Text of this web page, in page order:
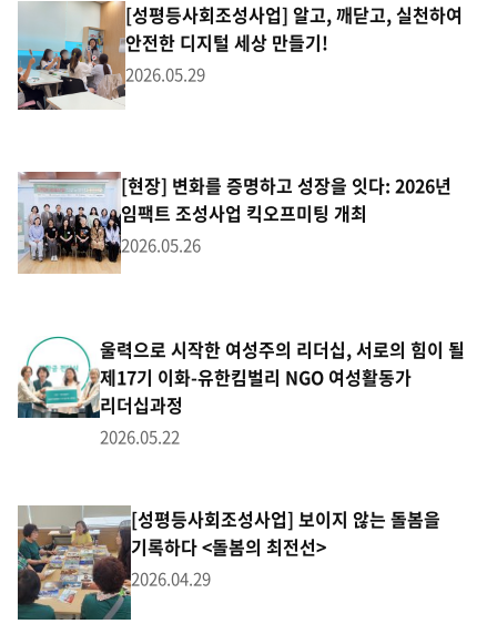
[성평등사회조성사업] 알고, 깨닫고, 실천하여
안전한 디지털 세상 만들기!
2026.05.29
[현장] 변화를 증명하고 성장을 잇다: 2026년
임팩트 조성사업 킥오프미팅 개최
2026.05.26
울력으로 시작한 여성주의 리더십, 서로의 힘이 될
제17기 이화-유한킴벌리 NGO 여성활동가
리더십과정
2026.05.22
[성평등사회조성사업] 보이지 않는 돌봄을
기록하다 <돌봄의 최전선>
2026.04.29